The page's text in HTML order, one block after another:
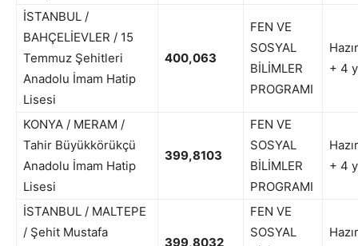
İSTANBUL /
BAHÇELİEVLER / 15
Temmuz Şehitleri
Anadolu İmam Hatip
Lisesi
400,063
FEN VE
SOSYAL
BİLİMLER
PROGRAMI
+ 4
KONYA / MERAM /
Tahir Büyükkörükçü
Anadolu İmam Hatip
Lisesi
399,8103
FEN VE
SOSYAL
BİLİMLER
PROGRAMI
+ 4
İSTANBUL / MALTEPE
/ Şehit Mustafa
399,8032
FEN VE
SOSYAL